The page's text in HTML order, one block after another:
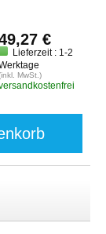
€
Lieferzeit : 1-2
MwSt.)